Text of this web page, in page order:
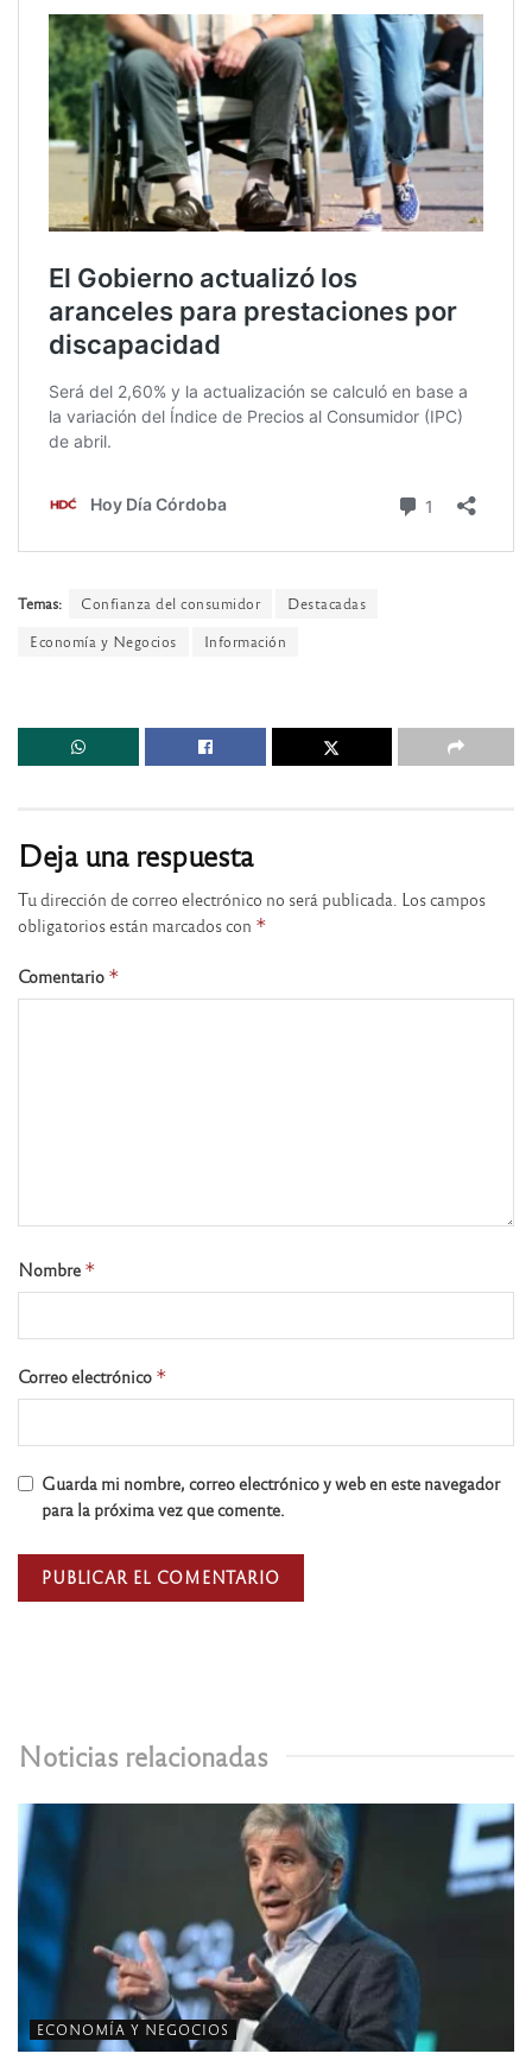
Temas: Confianza del consumidor
Destacadas
Economía y Negocios
Información
Noticias relacionadas
ECONOMÍA Y NEGOCIOS
Deja una respuesta
Tu dirección de correo electrónico no será publicada. Los campos
obligatorios están marcados con *
Comentario *
Nombre *
Correo electrónico *
Guarda mi nombre, correo electrónico y web en este navegador
para la próxima vez que comente.